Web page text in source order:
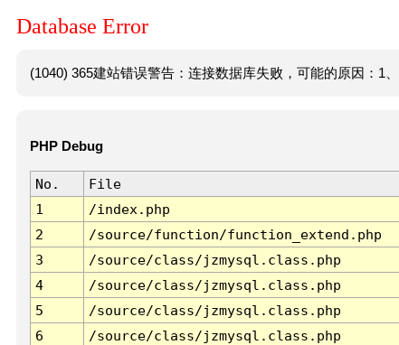
Database Error
(1040) 365建站错误警告：连接数据库失败，可能的原因：1
PHP Debug
No. File
1
/index.php
2
/source/function/function_extend.php
3
/source/class/jzmysql.class.php
4
/source/class/jzmysql.class.php
5
/source/class/jzmysql.class.php
6
/source/class/jzmysql.class.php